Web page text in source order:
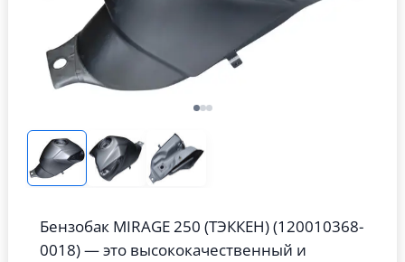
Бензобак MIRAGE 250 (ТЭККЕН) (120010368-
0018) — это высококачественный и